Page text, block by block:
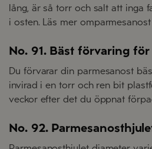
lång, är så torr och salt att inga
i osten. Läs mer
No. 91. Bäst förvaring
Du förvarar din parmesanost
invirad i en torr och ren bit
veckor efter det du öppnat
No. 92.